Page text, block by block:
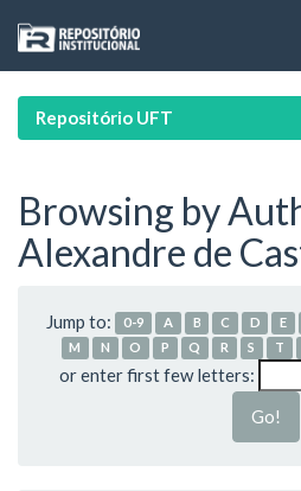
navigation
Repositório UFT
Browsing by
Alexandre de
Jump to: 0-9 A B C D E
M
N O P Q R S T
or enter first few letters: